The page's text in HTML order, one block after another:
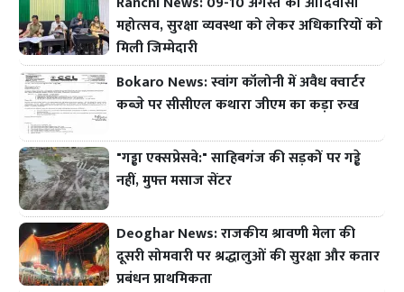
महोत्सव, सुरक्षा व्यवस्था को लेकर अधिकारियों को
मिली जिम्मेदारी
Bokaro News: स्वांग कॉलोनी में अवैध क्वार्टर
कब्जे पर सीसीएल कथारा जीएम का कड़ा रुख
"गड्ढा एक्सप्रेसवे:" साहिबगंज की सड़कों पर गड्ढे
नहीं, मुफ्त मसाज सेंटर
Deoghar News: राजकीय श्रावणी मेला की
दूसरी सोमवारी पर श्रद्धालुओं की सुरक्षा और कतार
प्रबंधन प्राथमिकता